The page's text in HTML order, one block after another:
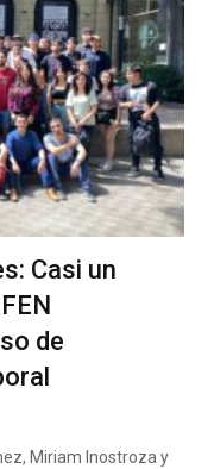
Casi un
de
Miriam Inostroza y